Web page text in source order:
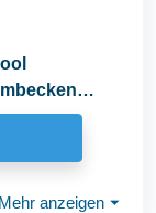
Mehr anzeigen ⏷